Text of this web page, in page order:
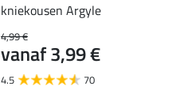
kniekousen Argyle
4,99 €
vanaf 3,99 €
4.5 70